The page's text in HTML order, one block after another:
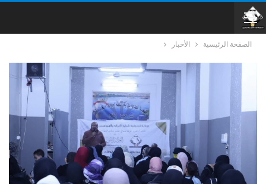
الصفحة الرئيسية الأخبار